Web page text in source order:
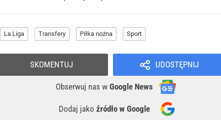
La Liga Transfery Piłka nożna Sport
UDOSTĘPNIJ
Obserwuj nas w Google News
Dodaj jako źródło w Google
SKOMENTUJ